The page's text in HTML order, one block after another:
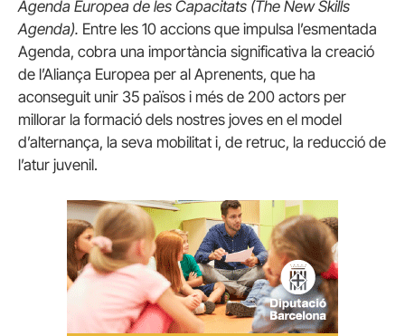
Agenda Europea de les Capacitats (The New Skills
Agenda). Entre les 10 accions que impulsa l’esmentada
Agenda, cobra una importància significativa la creació
de l’Aliança Europea per al Aprenents, que ha
aconseguit unir 35 països i més de 200 actors per
millorar la formació dels nostres joves en el model
d’alternança, la seva mobilitat i, de retruc, la reducció de
l’atur juvenil.